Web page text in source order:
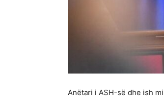
Anëtari i ASH-së dhe ish